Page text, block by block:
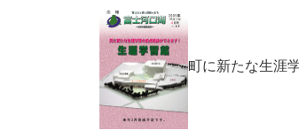
町に新たな生涯